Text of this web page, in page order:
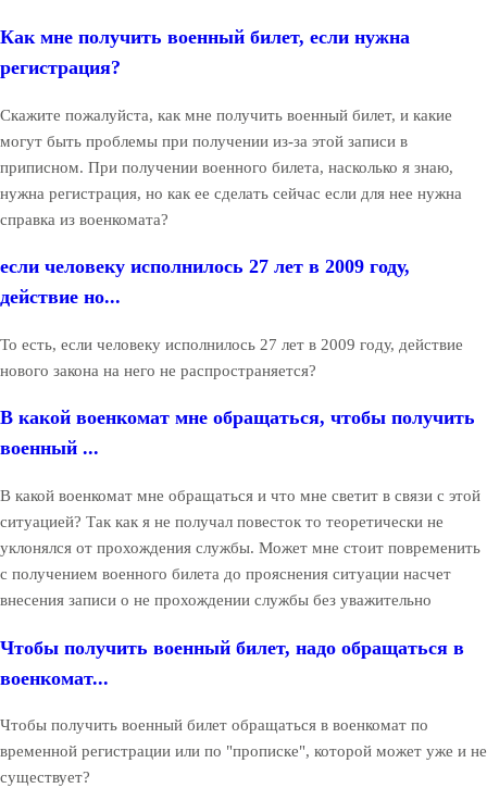
Как мне получить военный билет, если нужна
регистрация?
Скажите пожалуйста, как мне получить военный билет, и какие
могут быть проблемы при получении из-за этой записи в
приписном. При получении военного билета, насколько я знаю,
нужна регистрация, но как ее сделать сейчас если для нее нужна
справка из военкомата?
если человеку исполнилось 27 лет в 2009 году,
действие но...
То есть, если человеку исполнилось 27 лет в 2009 году, действие
нового закона на него не распространяется?
В какой военкомат мне обращаться, чтобы получить
военный ...
В какой военкомат мне обращаться и что мне светит в связи с этой
ситуацией? Так как я не получал повесток то теоретически не
уклонялся от прохождения службы. Может мне стоит повременить
с получением военного билета до прояснения ситуации насчет
внесения записи о не прохождении службы без уважительно
Чтобы получить военный билет, надо обращаться в
военкомат...
Чтобы получить военный билет обращаться в военкомат по
временной регистрации или по "прописке", которой может уже и не
существует?